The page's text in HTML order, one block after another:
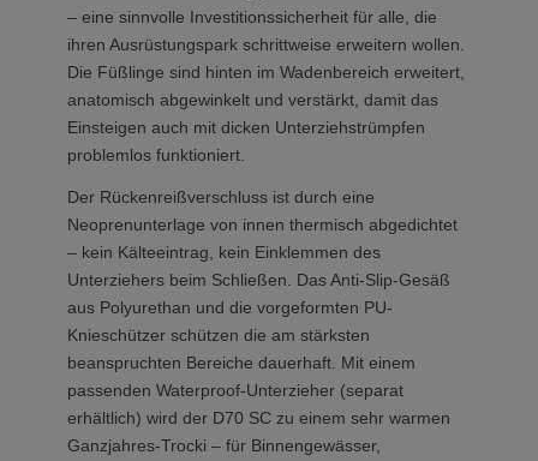
– eine sinnvolle Investitionssicherheit für alle, die
ihren Ausrüstungspark schrittweise erweitern wollen.
Die Füßlinge sind hinten im Wadenbereich erweitert,
anatomisch abgewinkelt und verstärkt, damit das
Einsteigen auch mit dicken Unterziehstrümpfen
problemlos funktioniert.
Der Rückenreißverschluss ist durch eine
Neoprenunterlage von innen thermisch abgedichtet
– kein Kälteeintrag, kein Einklemmen des
Unterziehers beim Schließen. Das Anti-Slip-Gesäß
aus Polyurethan und die vorgeformten PU-
Knieschützer schützen die am stärksten
beanspruchten Bereiche dauerhaft. Mit einem
passenden Waterproof-Unterzieher (separat
erhältlich) wird der D70 SC zu einem sehr warmen
Ganzjahres-Trocki – für Binnengewässer,